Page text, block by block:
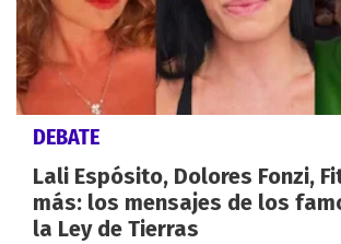
DEBATE
Lali Espósito, Dolores Fonzi,
más: los mensajes de los
la Ley de Tierras